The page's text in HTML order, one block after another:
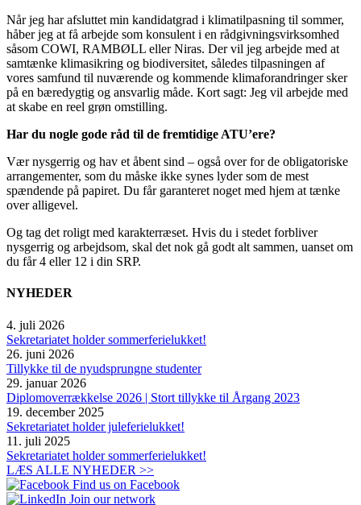
Når jeg har afsluttet min kandidatgrad i klimatilpasning til sommer,
håber jeg at få arbejde som konsulent i en rådgivningsvirksomhed
såsom COWI, RAMBØLL eller Niras. Der vil jeg arbejde med at
samtænke klimasikring og biodiversitet, således tilpasningen af
vores samfund til nuværende og kommende klimaforandringer sker
på en bæredygtig og ansvarlig måde. Kort sagt: Jeg vil arbejde med
at skabe en reel grøn omstilling.
Har du nogle gode råd til de fremtidige ATU’ere?
Vær nysgerrig og hav et åbent sind – også over for de obligatoriske
arrangementer, som du måske ikke synes lyder som de mest
spændende på papiret. Du får garanteret noget med hjem at tænke
over alligevel.
Og tag det roligt med karakterræset. Hvis du i stedet forbliver
nysgerrig og arbejdsom, skal det nok gå godt alt sammen, uanset om
du får 4 eller 12 i din SRP.
NYHEDER
4. juli 2026
Sekretariatet holder sommerferielukket!
26. juni 2026
Tillykke til de nyudsprungne studenter
29. januar 2026
Diplomoverrækkelse 2026 | Stort tillykke til Årgang 2023
19. december 2025
Sekretariatet holder juleferielukket!
11. juli 2025
Sekretariatet holder sommerferielukket!
LÆS ALLE NYHEDER >>
Find us on Facebook
Join our network